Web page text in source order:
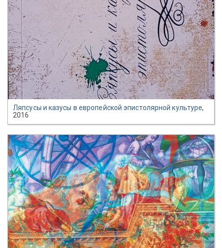
Ляпсусы и казусы в европейской эпистолярной культуре,
2016